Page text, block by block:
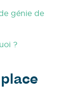
génie de
?